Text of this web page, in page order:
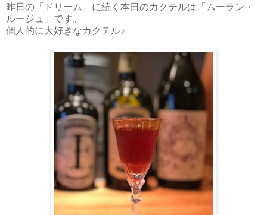
昨日の「ドリーム」に続く本日のカクテルは「ムーラン・
ルージュ」です。
個人的に大好きなカクテル♪